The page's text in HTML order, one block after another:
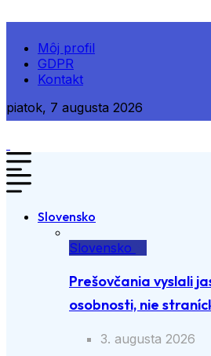
Môj profil
GDPR
Kontakt
piatok, 7 augusta 2026
Slovensko
Slovensko
Prešovčania vyslali
osobnosti, nie
3. augusta 2026